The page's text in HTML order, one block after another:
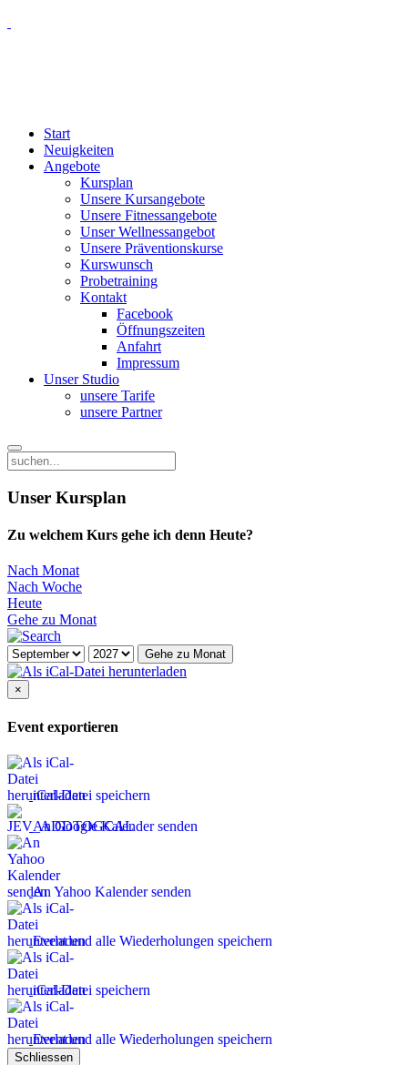
Start
Neuigkeiten
Angebote
Kursplan
Unsere Kursangebote
Unsere Fitnessangebote
Unser Wellnessangebot
Unsere Präventionskurse
Kurswunsch
Probetraining
Kontakt
Facebook
Öffnungszeiten
Anfahrt
Impressum
Unser Studio
unsere Tarife
unsere Partner
Unser Kursplan
Zu welchem Kurs gehe ich denn Heute?
Nach Monat
Nach Woche
Heute
Gehe zu Monat
Gehe zu Monat
×
Event exportieren
iCal-Datei speichern
An Google Kalender senden
An Yahoo Kalender senden
Event und alle Wiederholungen speichern
iCal-Datei speichern
Event und alle Wiederholungen speichern
Schliessen